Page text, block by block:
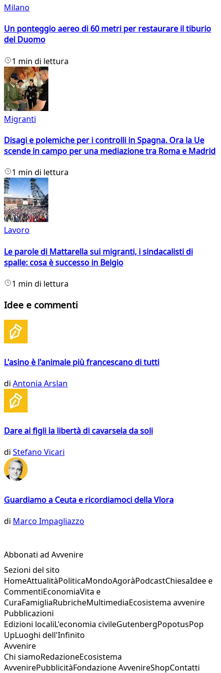
Milano
Un ponteggio aereo di 60 metri per restaurare il tiburio
del Duomo
1 min di lettura
Migranti
Disagi e polemiche per i controlli in Spagna. Ora la Ue
scende in campo per una mediazione tra Roma e Madrid
1 min di lettura
Lavoro
Le parole di Mattarella sui migranti, i sindacalisti di
spalle: cosa è successo in Belgio
1 min di lettura
Idee e commenti
L'asino è l'animale più francescano di tutti
di Antonia Arslan
Dare ai figli la libertà di cavarsela da soli
di Stefano Vicari
Guardiamo a Ceuta e ricordiamoci della Vlora
di Marco Impagliazzo
Abbonati ad Avvenire
Sezioni del sito
HomeAttualitàPoliticaMondoAgoràPodcastChiesaIdee e
CommentiEconomiaVita e
CuraFamigliaRubricheMultimediaEcosistema avvenire
Pubblicazioni
Edizioni localiL'economia civileGutenbergPopotusPop
UpLuoghi dell'Infinito
Avvenire
Chi siamoRedazioneEcosistema
AvvenirePubblicitàFondazione AvvenireShopContatti